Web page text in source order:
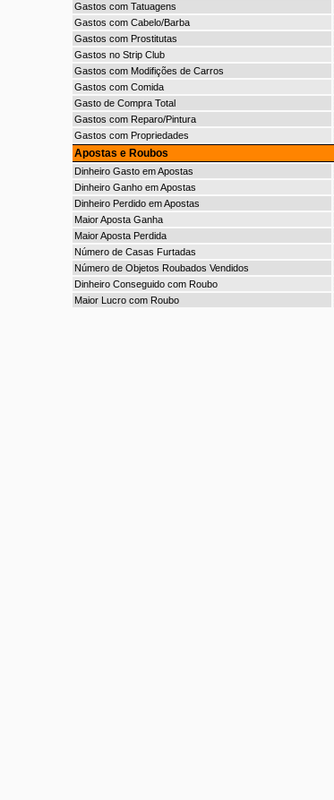
Gastos com Tatuagens
Gastos com Cabelo/Barba
Gastos com Prostitutas
Gastos no Strip Club
Gastos com Modifições de Carros
Gastos com Comida
Gasto de Compra Total
Gastos com Reparo/Pintura
Gastos com Propriedades
Apostas e Roubos
Dinheiro Gasto em Apostas
Dinheiro Ganho em Apostas
Dinheiro Perdido em Apostas
Maior Aposta Ganha
Maior Aposta Perdida
Número de Casas Furtadas
Número de Objetos Roubados Vendidos
Dinheiro Conseguido com Roubo
Maior Lucro com Roubo